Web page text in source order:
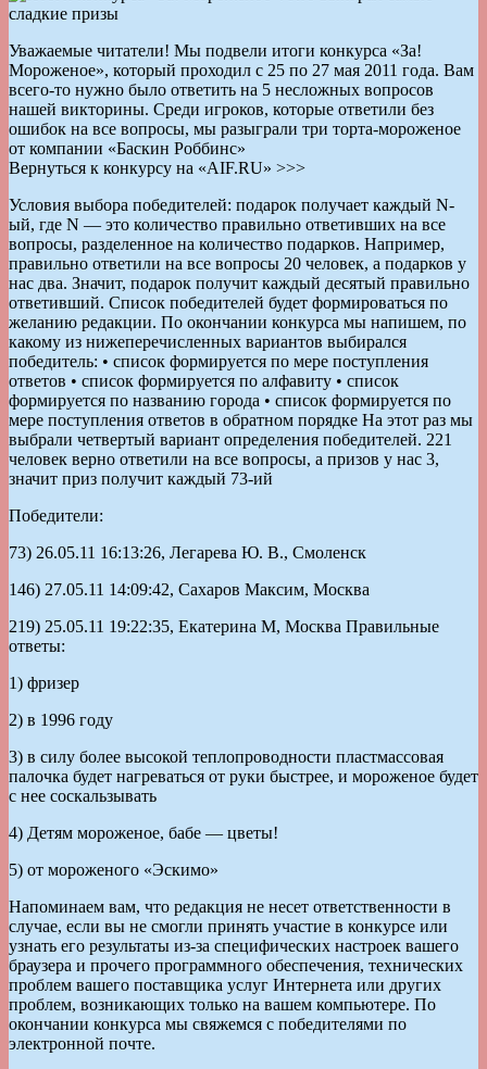
Уважаемые читатели! Мы подвели итоги конкурса «За!
Мороженое», который проходил с 25 по 27 мая 2011 года. Вам
всего-то нужно было ответить на 5 несложных вопросов
нашей викторины. Среди игроков, которые ответили без
ошибок на все вопросы, мы разыграли три торта-мороженое
от компании «Баскин Роббинс»
Вернуться к конкурсу на «AIF.RU» >>>
Условия выбора победителей: подарок получает каждый N-
ый, где N — это количество правильно ответивших на все
вопросы, разделенное на количество подарков. Например,
правильно ответили на все вопросы 20 человек, а подарков у
нас два. Значит, подарок получит каждый десятый правильно
ответивший. Список победителей будет формироваться по
желанию редакции. По окончании конкурса мы напишем, по
какому из нижеперечисленных вариантов выбирался
победитель: • список формируется по мере поступления
ответов • список формируется по алфавиту • список
формируется по названию города • список формируется по
мере поступления ответов в обратном порядке На этот раз мы
выбрали четвертый вариант определения победителей. 221
человек верно ответили на все вопросы, а призов у нас 3,
значит приз получит каждый 73-ий
Победители:
73) 26.05.11 16:13:26, Легарева Ю. В., Смоленск
146) 27.05.11 14:09:42, Сахаров Максим, Москва
219) 25.05.11 19:22:35, Екатерина М, Москва Правильные
ответы:
1) фризер
2) в 1996 году
3) в силу более высокой теплопроводности пластмассовая
палочка будет нагреваться от руки быстрее, и мороженое будет
с нее соскальзывать
4) Детям мороженое, бабе — цветы!
5) от мороженого «Эскимо»
Напоминаем вам, что редакция не несет ответственности в
случае, если вы не смогли принять участие в конкурсе или
узнать его результаты из-за специфических настроек вашего
браузера и прочего программного обеспечения, технических
проблем вашего поставщика услуг Интернета или других
проблем, возникающих только на вашем компьютере. По
окончании конкурса мы свяжемся с победителями по
электронной почте.